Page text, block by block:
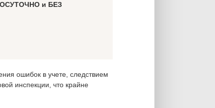
и БЕЗ
ошибок в учете, следствием
инспекции, что крайне